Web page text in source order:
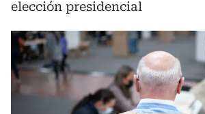
elección presidencial